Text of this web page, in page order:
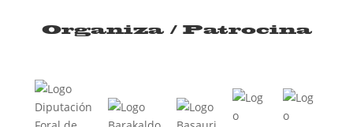
Organiza / Patrocina